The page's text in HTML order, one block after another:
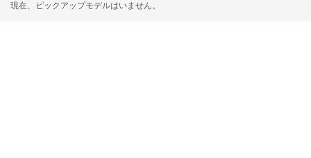
現在、ピックアップモデルはいません。